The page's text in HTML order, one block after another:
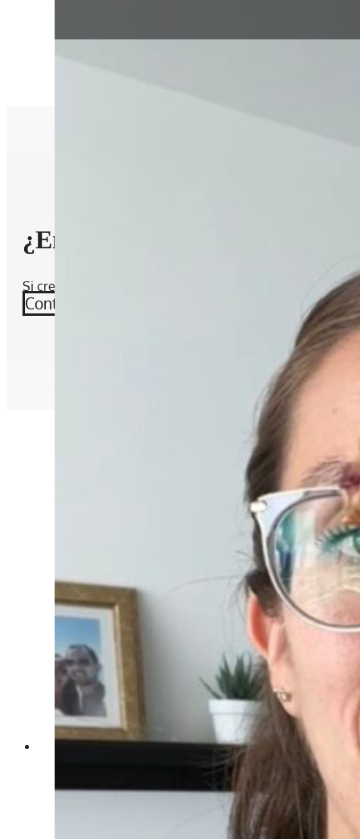
¿Encontraste lo que buscabas?
Si crees que falta algún alimento por agregar,
Contáctame